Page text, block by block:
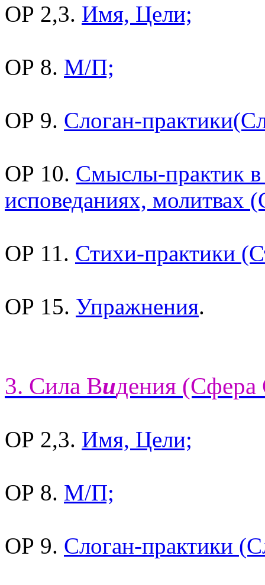
ОР 2,3. Имя, Цели;
ОР 8. М/П;
ОР 9. Слоган-
ОР 10. Смыслы-практик в
исповеданиях,
ОР 11. Стихи-практики
ОР 15. Упражнения.
3. Сила Видения (Сфера
ОР 2,3. Имя, Цели;
ОР 8. М/П;
ОР 9. Слоган-практики